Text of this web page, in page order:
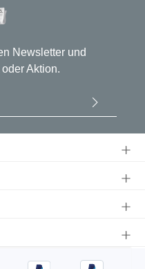
Newsletter und
Aktion.